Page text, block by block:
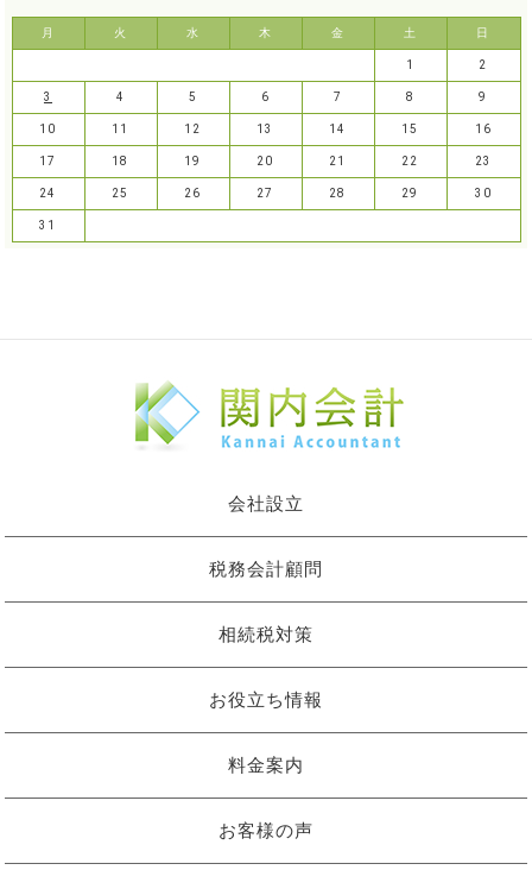
月 火 水 木 金 土 日
1 2
3 4 5 6 7 8 9
10 11 12 13 14 15 16
17 18 19 20 21 22 23
24 25 26 27 28 29 30
31
会社設立
税務会計顧問
相続税対策
お役立ち情報
料金案内
お客様の声